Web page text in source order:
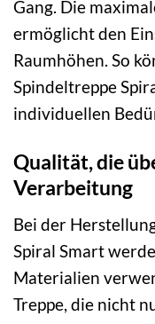
Gang. Die
ermöglicht den
Raumhöhen. So
Spindeltreppe
individuellen
Qualität, die
Verarbeitung
Bei der
Spiral Smart
Materialien
Treppe, die nicht